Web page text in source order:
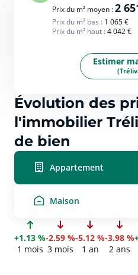
Prix du m² moyen :2
Prix du m² bas : 1 065 €
Prix du m² haut :4 042 €
Estimer
Évolution des
l'immobilier
de bien
Appartement
Maison
+1.13 %
1 mois
-2.59 %
3 mois
-5.12 %
1 an
-3.98 %
2 ans